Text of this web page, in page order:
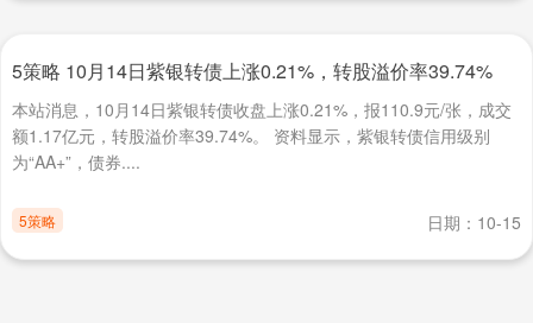
5策略 10月14日紫银转债上涨0.21%，转股溢价率39.74%
本站消息，10月14日紫银转债收盘上涨0.21%，报110.9元/张，成交
额1.17亿元，转股溢价率39.74%。 资料显示，紫银转债信用级别
为“AA+”，债券....
5策略 日期：10-15